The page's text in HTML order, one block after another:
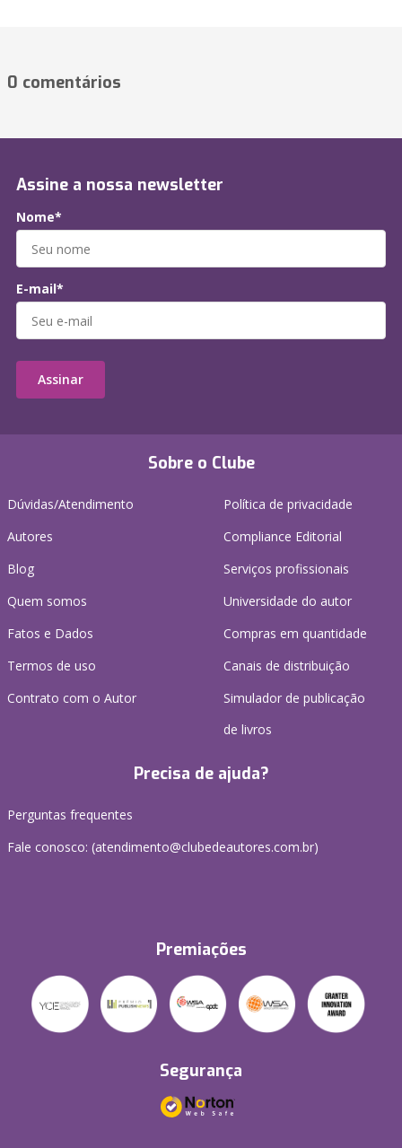
0 comentários
Sobre o Clube
Dúvidas/Atendimento
Autores
Blog
Quem somos
Fatos e Dados
Termos de uso
Contrato com o Autor
Política de privacidade
Compliance Editorial
Serviços profissionais
Universidade do autor
Compras em quantidade
Canais de distribuição
Simulador de publicação
de livros
Precisa de ajuda?
Perguntas frequentes
Fale conosco: (atendimento@clubedeautores.com.br)
Premiações
Segurança
Assine a nossa newsletter
Nome*
E-mail*
Assinar